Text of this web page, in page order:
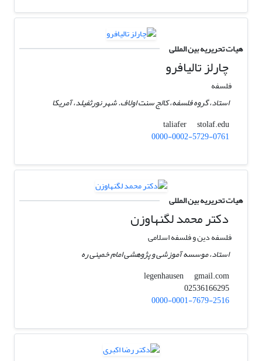
هیات تحریریه بین المللی
چارلز تالیافرو
فلسفه
استاد، گروه فلسفه، کالج سنت اولاف. شهر نورثفیلد، آمریکا
taliafer
stolaf.edu
0000-0002-5729-0761
هیات تحریریه بین المللی
دکتر محمد لگنهاوزن
فلسفه دین و فلسفه اسلامی
استاد، موسسه آموزشی و پژوهشی امام خمینی ره
legenhausen
gmail.com
02536166295
0000-0001-7679-2516